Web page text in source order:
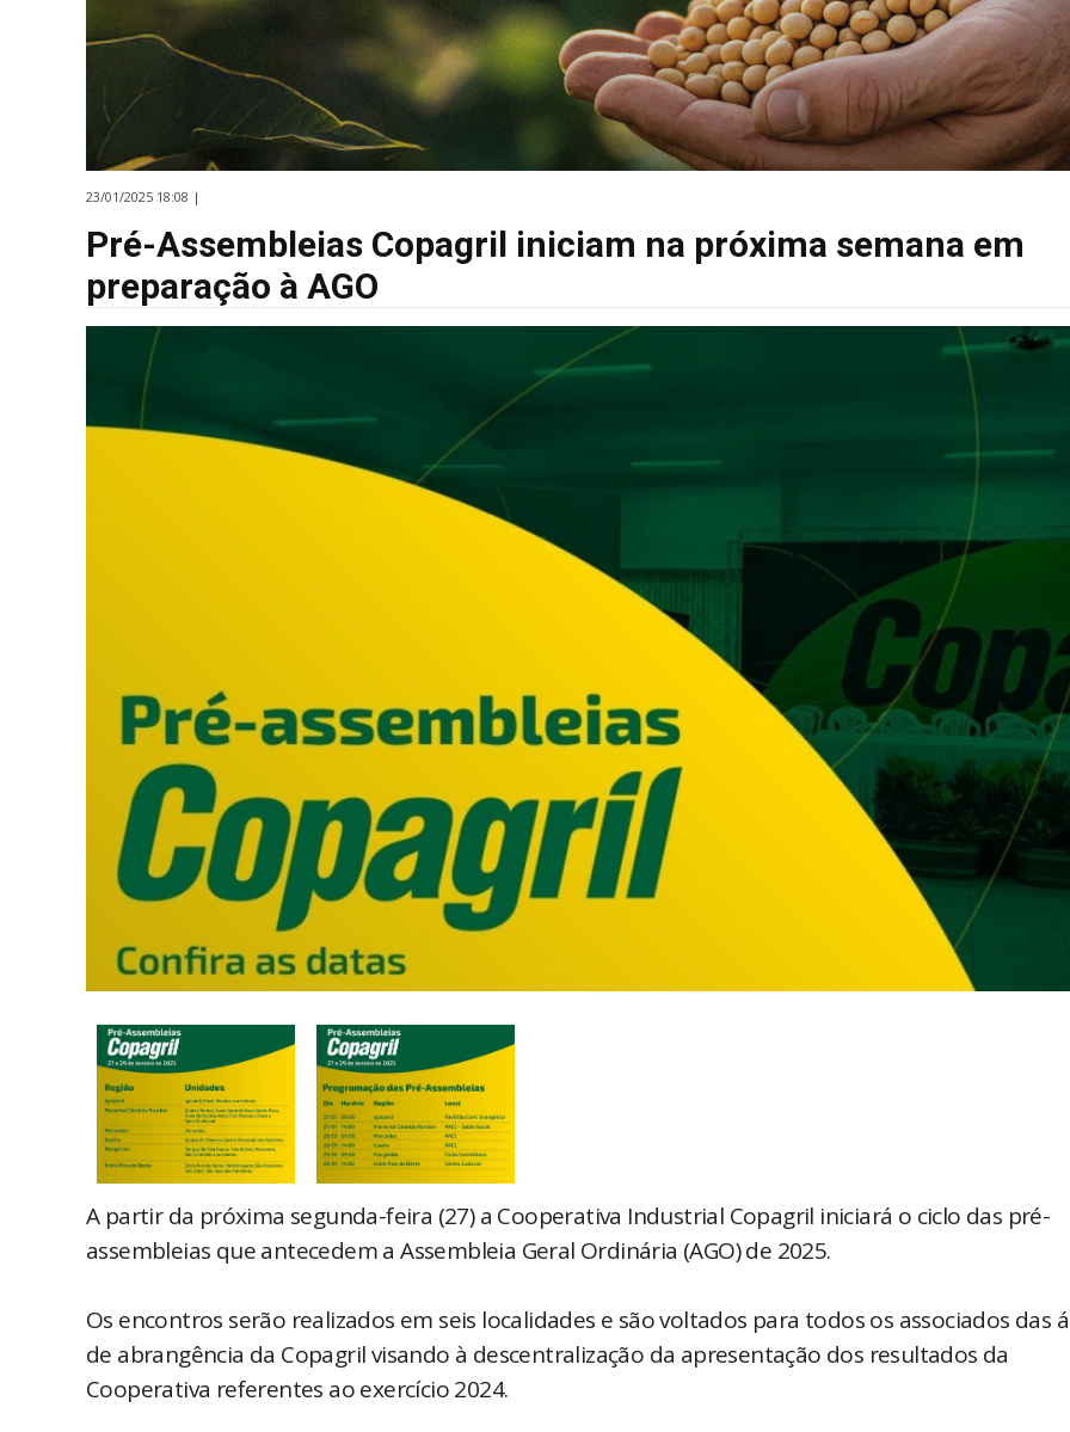
23/01/2025 18:08 |
Pré-Assembleias Copagril iniciam na próxima semana em
preparação à AGO
A partir da próxima segunda-feira (27) a Cooperativa Industrial Copagril iniciará o ciclo das pré-
assembleias que antecedem a Assembleia Geral Ordinária (AGO) de 2025.
Os encontros serão realizados em seis localidades e são voltados para todos os associados das
de abrangência da Copagril visando à descentralização da apresentação dos resultados da
Cooperativa referentes ao exercício 2024.